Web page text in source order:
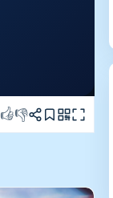
👍👎